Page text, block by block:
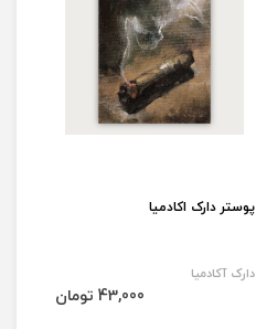
پوستر دارک اکادمیا
دارک آکادمیا
43,000 تومان